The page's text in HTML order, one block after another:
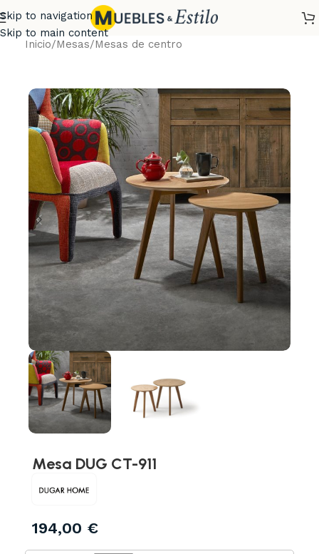
Skip to navigation
Skip to main content
Inicio/Mesas/Mesas de centro
Mesa DUG CT-911
194,00 €